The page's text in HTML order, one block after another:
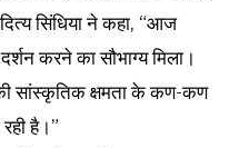
सिंधिया ने कहा, “आज
करने का सौभाग्य मिला।
सांस्कृतिक क्षमता के कण-कण
है।”